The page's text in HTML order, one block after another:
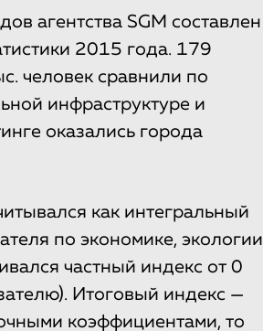
агентства SGM составлен
2015 года. 179
человек сравнили по
инфраструктуре и
оказались города
как интегральный
по экономике, экологии
частный индекс от 0
Итоговый индекс —
коэффициентами, то